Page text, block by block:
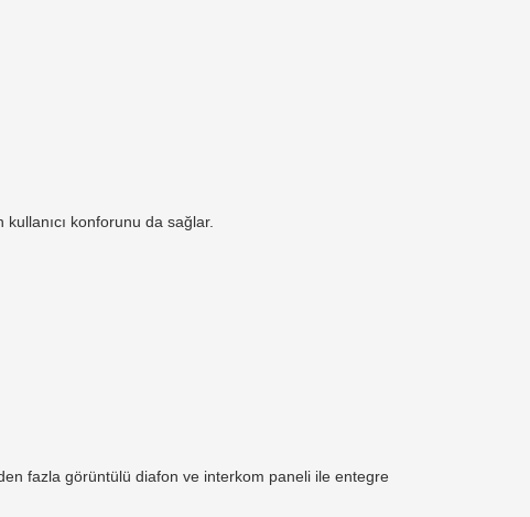
konforunu da sağlar.
fazla görüntülü diafon ve interkom paneli ile entegre